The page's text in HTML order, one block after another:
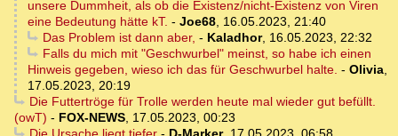
unsere Dummheit, als ob die Existenz/nicht-Existenz von Viren
eine Bedeutung hätte kT. - Joe68 16.05.2023, 21:40
Das Problem ist dann aber, - Kaladhor, 16.05.2023, 22:32
Falls du mich mit "Geschwurbel" meinst, so habe ich einen
Hinweis gegeben, wieso ich das für Geschwurbel halte. - Olivia
17.05.2023, 20:19
Die Futtertröge für Trolle werden heute mal wieder gut befüllt.
(owT) - FOX-NEWS 17.05.2023, 00:23
Die Ursache liegt tiefer- D-Marker, 17.05.2023, 06:58